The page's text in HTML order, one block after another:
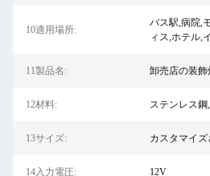
10適用場所:
バス駅,病院,
ィス,ホテル,
11製品名: 卸売店の装飾
12材料: ステンレス鋼
13サイズ: カスタマイ
14入力電圧: 12V